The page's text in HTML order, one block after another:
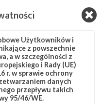
Użytkowników i
z powszechnie
a w szczególności z
i Rady (UE)
r. w sprawie ochrony
danych
przepływu takich
95/46/WE.